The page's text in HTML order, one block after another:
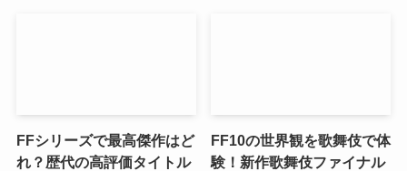
FFシリーズで最高傑作はど
れ？歴代の高評価タイトル
FF10の世界観を歌舞伎で体
験！新作歌舞伎ファイナル